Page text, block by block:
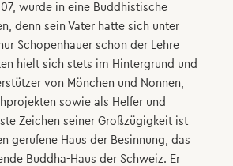
wurde in eine Buddhistische
denn sein Vater hatte sich unter
Schopenhauer schon der Lehre
hielt sich stets im Hintergrund und
von Mönchen und Nonnen,
sowie als Helfer und
Zeichen seiner Großzügigkeit ist
gerufene Haus der Besinnung, das
Buddha-Haus der Schweiz. Er